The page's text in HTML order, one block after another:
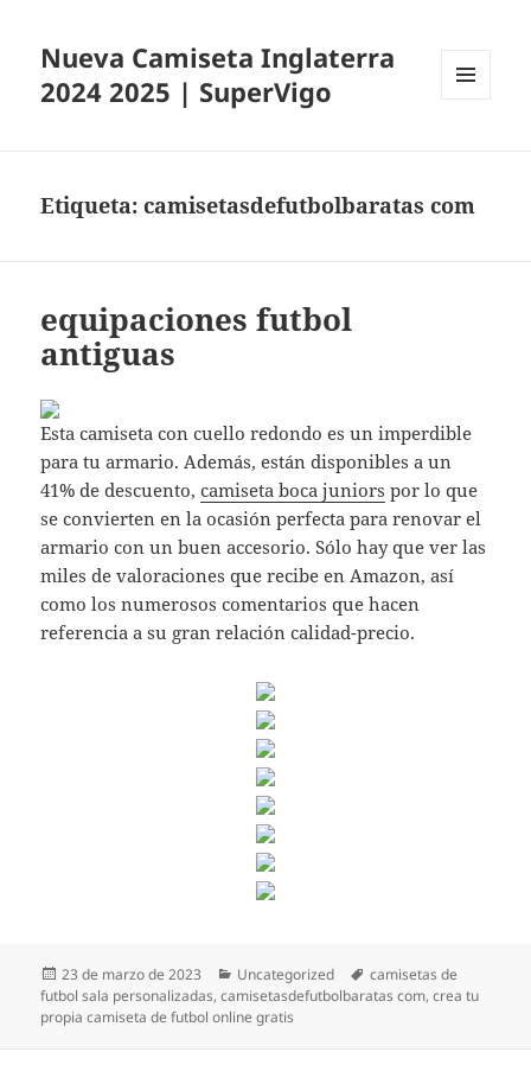
Nueva Camiseta Inglaterra
2024 2025 | SuperVigo
Etiqueta:camisetasdefutbolbaratas com
equipaciones futbol
antiguas
Esta camiseta con cuello redondo es un imperdible
para tu armario. Además, están disponibles a un
41% de descuento,camiseta boca juniors por lo que
se convierten en la ocasión perfecta para renovar el
armario con un buen accesorio. Sólo hay que ver las
miles de valoraciones que recibe en Amazon, así
como los numerosos comentarios que hacen
referencia a su gran relación calidad-precio.
Publicado
el
23 de marzo de 2023 Categorías
Uncategorized Etiquetas
camisetas de
futbol sala personalizadas,camisetasdefutbolbaratas com,crea tu
propia camiseta de futbol online gratis